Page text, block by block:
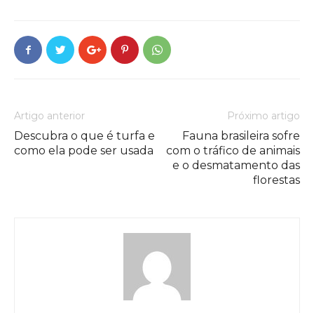
Artigo anterior
Descubra o que é turfa e
como ela pode ser usada
Próximo artigo
Fauna brasileira sofre
com o tráfico de animais
e o desmatamento das
florestas